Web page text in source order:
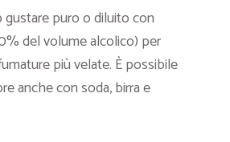
puro o diluito con
del volume alcolico) per
più velate. È possibile
anche con soda, birra e